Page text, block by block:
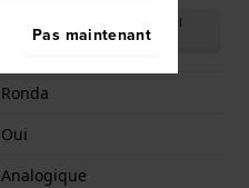
Télécharger le manuel
(English)
Ronda
Oui
Analogique
Pas maintenant